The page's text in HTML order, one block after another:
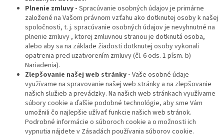
Plnenie zmluvy - Spracúvanie osobných údajov je primárne
založené na Vašom právnom vzťahu ako dotknutej osoby k našej
spoločnosti, t. j. spracúvanie osobných údajov je nevyhnutné na
plnenie zmluvy , ktorej zmluvnou stranou je dotknutá osoba,
alebo aby sa na základe žiadosti dotknutej osoby vykonali
opatrenia pred uzatvorením zmluvy (čl. 6 ods. 1 písm. b)
Nariadenia).
Zlepšovanie našej web stránky - Vaše osobné údaje
využívame na spravovanie našej web stránky a na zlepšovanie
našich služieb a prevádzky. Na našich web stránkach využívame
súbory cookie a ďalšie podobné technológie, aby sme Vám
umožnili čo najlepšie užívať funkcie našich web stránok.
Podrobné informácie o súboroch cookie a o možnosti ich
vypnutia nájdete v Zásadách používania súborov cookie.